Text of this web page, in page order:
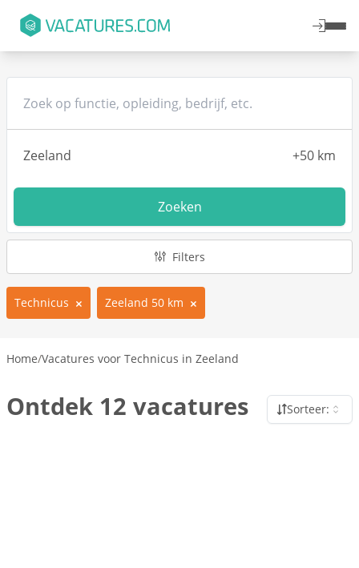
Zoeken
Filters
Technicus Zeeland 50 km
Home/Vacatures voor Technicus in Zeeland
Ontdek 12 vacatures Sorteer: